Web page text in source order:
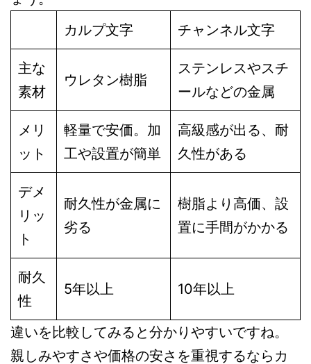
カルプ文字 チャンネル文字
主な
素材
ウレタン樹脂
ステンレスやスチ
ールなどの金属
メリ
ット
軽量で安価。加
工や設置が簡単
高級感が出る、耐
久性がある
デメ
リッ
ト
耐久性が金属に
劣る
樹脂より高価、設
置に手間がかかる
耐久
性
5年以上 10年以上
違いを比較してみると分かりやすいですね。
親しみやすさや価格の安さを重視するならカ